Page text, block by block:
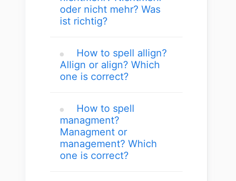
oder nicht mehr? Was
ist richtig?
How to spell allign?
Allign or align? Which
one is correct?
How to spell
managment?
Managment or
management? Which
one is correct?